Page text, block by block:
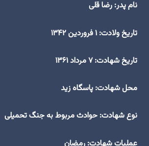
نام پدر: رضا قلی
تاریخ ولادت: ۱ فروردین ۱۳۴۲
تاریخ شهادت: ۷ مرداد ۱۳۶۱
محل شهادت: پاسگاه زید
نوع شهادت: حوادث مربوط به جنگ تحمیلی